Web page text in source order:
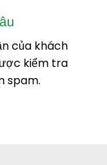
của khách
kiểm tra
spam.